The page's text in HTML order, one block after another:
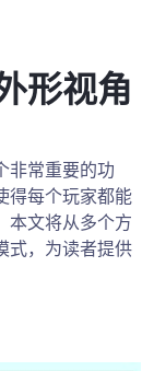
形视角
非常重要的功
得每个玩家都能
本文将从多个方
式，为读者提供